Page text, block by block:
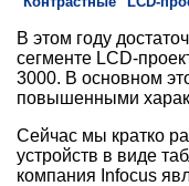
В этом году
сегменте LCD-
3000. В основном
повышенными
Сейчас мы кратко
устройств в виде
компания Infocus